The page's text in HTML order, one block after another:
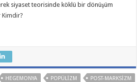
siyaset teorisinde köklü bir dönüşüm
Kimdir?
HEGEMONYA POPÜLIZM
POST-MARKSIZM